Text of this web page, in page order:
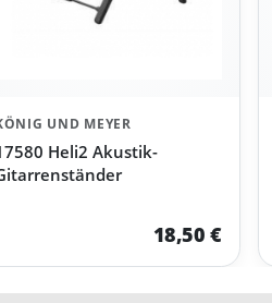
UND MEYER
Heli2 Akustik-
18,50 €